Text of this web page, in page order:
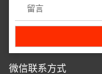
微信联系方式